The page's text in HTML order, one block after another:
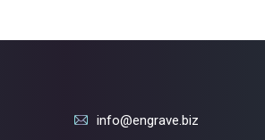
info@engrave.biz